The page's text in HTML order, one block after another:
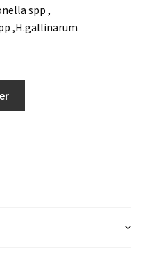
spp ,
,H.gallinarum